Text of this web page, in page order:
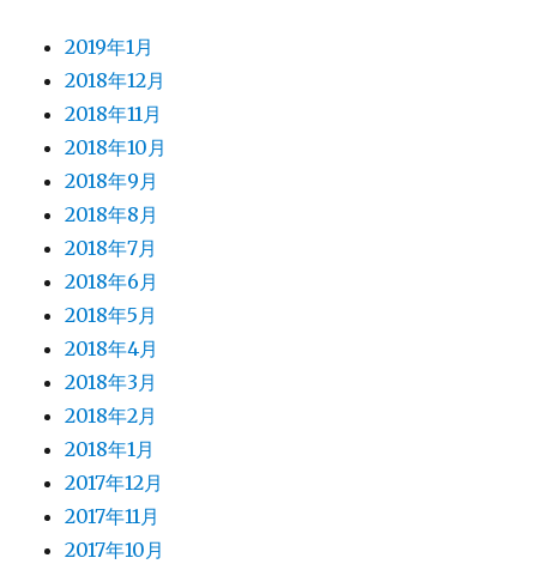
2019年1月
2018年12月
2018年11月
2018年10月
2018年9月
2018年8月
2018年7月
2018年6月
2018年5月
2018年4月
2018年3月
2018年2月
2018年1月
2017年12月
2017年11月
2017年10月